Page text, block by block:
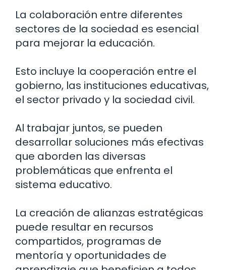
La colaboración entre diferentes
sectores de la sociedad es esencial
para mejorar la educación.
Esto incluye la cooperación entre el
gobierno, las instituciones educativas,
el sector privado y la sociedad civil.
Al trabajar juntos, se pueden
desarrollar soluciones más efectivas
que aborden las diversas
problemáticas que enfrenta el
sistema educativo.
La creación de alianzas estratégicas
puede resultar en recursos
compartidos, programas de
mentoría y oportunidades de